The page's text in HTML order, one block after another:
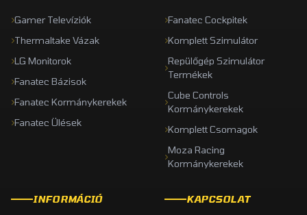
Gamer Televíziók
Thermaltake Vázak
LG Monitorok
Fanatec Bázisok
Fanatec Kormánykerekek
Fanatec Ülések
Fanatec Cockpitek
Komplett Szimulátor
Repülőgép Szimulátor
Termékek
Cube Controls
Kormánykerekek
Komplett Csomagok
Moza Racing
Kormánykerekek
INFORMÁCIÓ KAPCSOLAT